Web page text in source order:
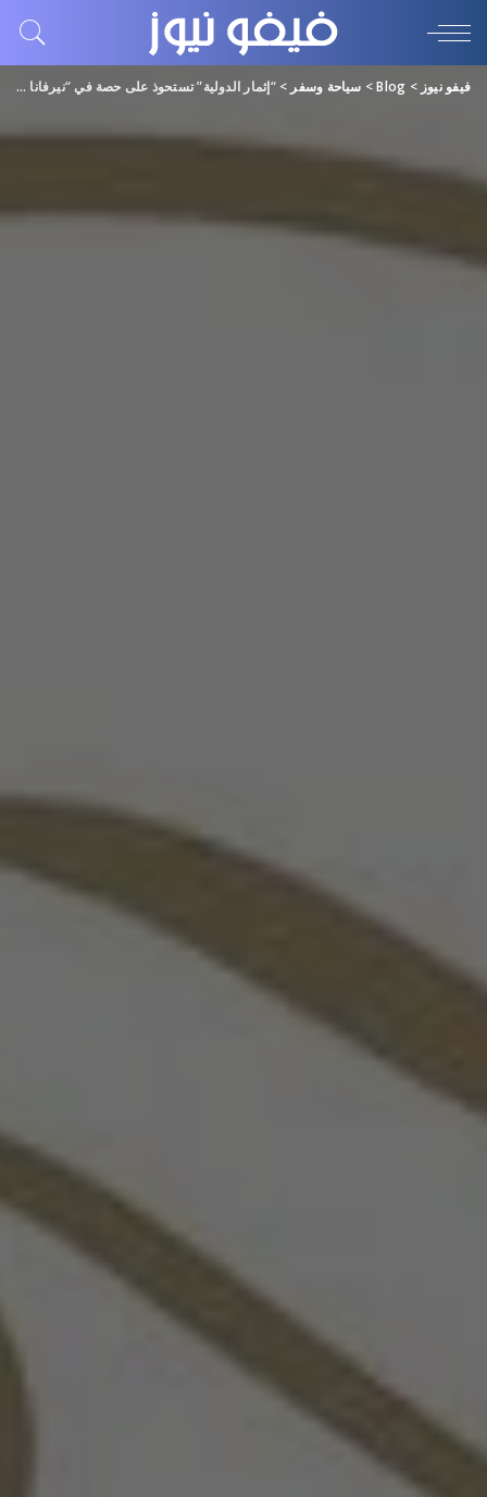
فيفو نيوز >
Blog
> سياحة وسفر >“إثمار الدولية” تستحوذ على حصة في “نيرفانا القابضة” لتعزيز السياحة في أبوظبي